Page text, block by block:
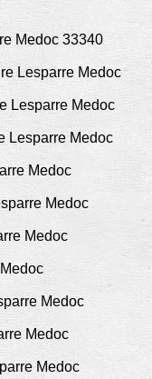
Medoc 33340
Lesparre Medoc
Lesparre Medoc
Lesparre Medoc
Medoc
Medoc
Medoc
Medoc
Medoc
Medoc